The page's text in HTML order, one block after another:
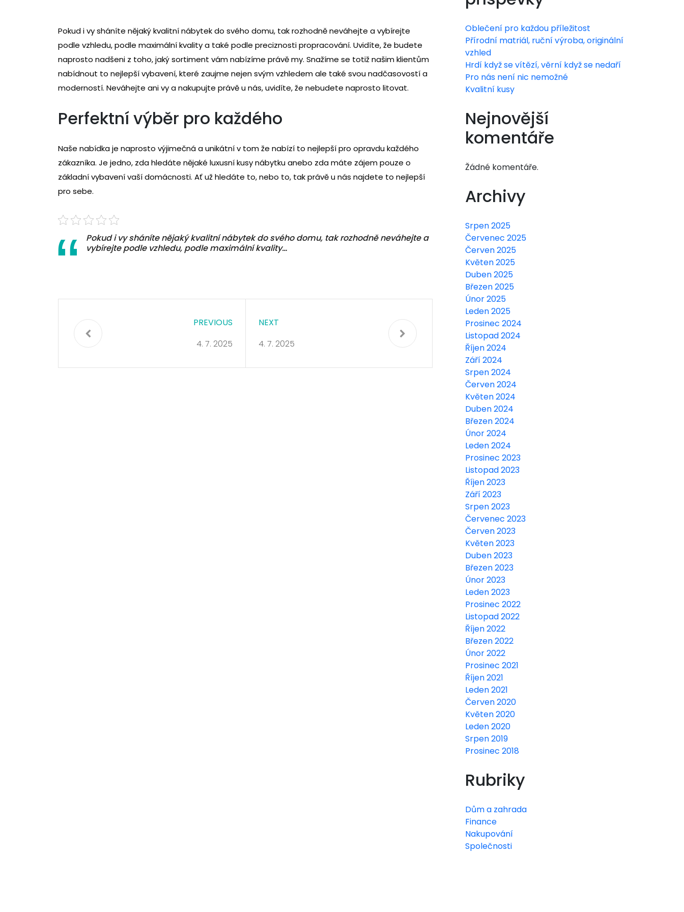
Pokud i vy sháníte nějaký kvalitnínábytekdo svého domu, tak rozhodně neváhejte a vybírejte
podle vzhledu, podle maximální kvality a také podle preciznosti propracování. Uvidíte, že budete
naprosto nadšeni z toho, jaký sortiment vám nabízíme právě my. Snažíme se totiž našim klientům
nabídnout to nejlepší vybavení, které zaujme nejen svým vzhledem ale také svou nadčasovostí a
moderností. Neváhejte ani vy a nakupujte právě u nás, uvidíte, že nebudete naprosto litovat.
Perfektní výběr pro každého
Naše nabídka je naprosto výjimečná a unikátní v tom že nabízí to nejlepší pro opravdu každého
zákazníka. Je jedno, zda hledáte nějaké luxusní kusy nábytku anebo zda máte zájem pouze o
základní vybavení vaší domácnosti. Ať už hledáte to, nebo to, tak právě u nás najdete to nejlepší
pro sebe.
Pokud i vy sháníte nějaký kvalitní nábytek do svého domu, tak rozhodně neváhejte a
vybírejte podle vzhledu, podle maximální kvality…
PREVIOUS
4. 7. 2025
NEXT
4. 7. 2025
Oblečení pro každou příležitost
Přírodní matriál, ruční výroba, originální
vzhled
Hrdí když se vítězí, věrní když se nedaří
Pro nás není nic nemožné
Kvalitní kusy
Nejnovější
komentáře
Žádné komentáře.
Archivy
Srpen 2025
Červenec 2025
Červen 2025
Květen 2025
Duben 2025
Březen 2025
Únor 2025
Leden 2025
Prosinec 2024
Listopad 2024
Říjen 2024
Září 2024
Srpen 2024
Červen 2024
Květen 2024
Duben 2024
Březen 2024
Únor 2024
Leden 2024
Prosinec 2023
Listopad 2023
Říjen 2023
Září 2023
Srpen 2023
Červenec 2023
Červen 2023
Květen 2023
Duben 2023
Březen 2023
Únor 2023
Leden 2023
Prosinec 2022
Listopad 2022
Říjen 2022
Březen 2022
Únor 2022
Prosinec 2021
Říjen 2021
Leden 2021
Červen 2020
Květen 2020
Leden 2020
Srpen 2019
Prosinec 2018
Rubriky
Dům a zahrada
Finance
Nakupování
Společnosti